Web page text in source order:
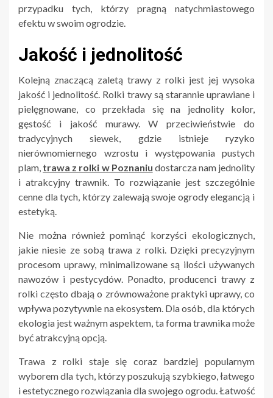
przypadku tych, którzy pragną natychmiastowego
efektu w swoim ogrodzie.
Jakość i jednolitość
Kolejną znaczącą zaletą trawy z rolki jest jej wysoka
jakość i jednolitość. Rolki trawy są starannie uprawiane i
pielęgnowane, co przekłada się na jednolity kolor,
gęstość i jakość murawy. W przeciwieństwie do
tradycyjnych siewek, gdzie istnieje ryzyko
nierównomiernego wzrostu i występowania pustych
plam, trawa z rolki w Poznaniu dostarcza nam jednolity
i atrakcyjny trawnik. To rozwiązanie jest szczególnie
cenne dla tych, którzy zalewają swoje ogrody elegancją i
estetyką.
Nie można również pominąć korzyści ekologicznych,
jakie niesie ze sobą trawa z rolki. Dzięki precyzyjnym
procesom uprawy, minimalizowane są ilości używanych
nawozów i pestycydów. Ponadto, producenci trawy z
rolki często dbają o zrównoważone praktyki uprawy, co
wpływa pozytywnie na ekosystem. Dla osób, dla których
ekologia jest ważnym aspektem, ta forma trawnika może
być atrakcyjną opcją.
Trawa z rolki staje się coraz bardziej popularnym
wyborem dla tych, którzy poszukują szybkiego, łatwego
i estetycznego rozwiązania dla swojego ogrodu. Łatwość